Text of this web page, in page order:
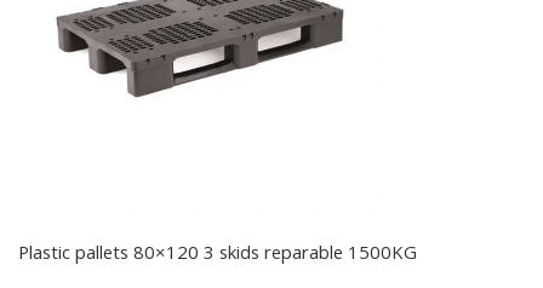
Plastic pallets 80×120 3 skids reparable 1500KG